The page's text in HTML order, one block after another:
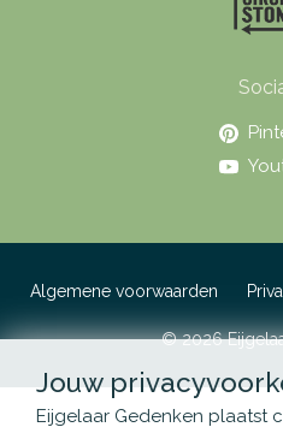
Algemene voorwaarden
© 2026
Jouw
Eijgelaar Gedenken plaatst